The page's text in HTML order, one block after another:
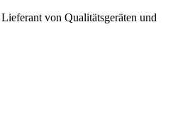
von Qualitätsgeräten und